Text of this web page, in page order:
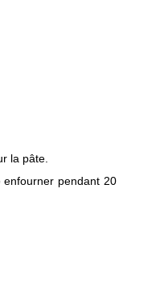
la pâte.
pendant 20